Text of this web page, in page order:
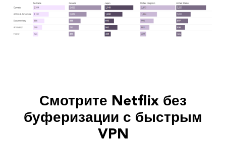
Смотрите Netflix без
буферизации с быстрым
VPN